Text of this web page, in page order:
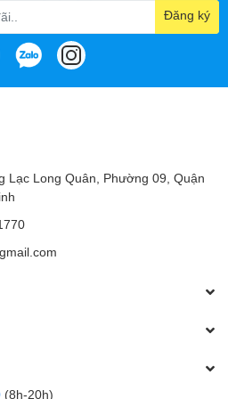
độ ghi 400MB/s, Ổ Cứng SSD
động máy tính, giúp bạn trải
chóng, mượt mà, không còn
Đăng ký
Lạc Long Quân, Phường 09, Quận
(8h-20h)